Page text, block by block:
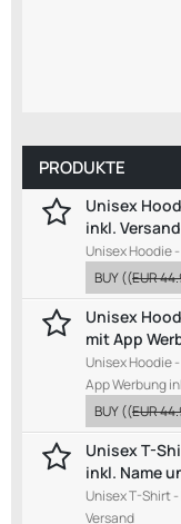
PRODUKTE
Unisex
inkl. Versand
Unisex Hoodie
BUY((EUR
Unisex
mit App
Unisex Hoodie
App Werbung
BUY((EUR
Unisex T-
inkl. Name
Unisex T-Shirt
Versand